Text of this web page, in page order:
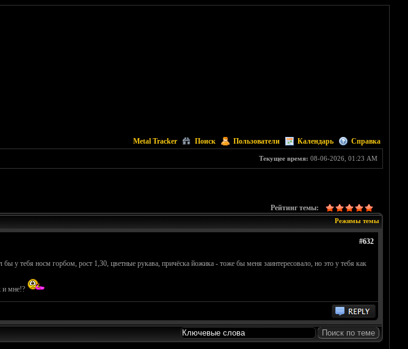
Metal Tracker Поиск Пользователи Календарь Справка
Текущее время: 08-06-2026, 01:23 AM
Рейтинг темы:
Режимы темы
#632
у тебя носм горбом, рост 1,30, цветные рукава, причёска йожика - тоже бы меня заинтересовало, но это у тебя как
и мне!?